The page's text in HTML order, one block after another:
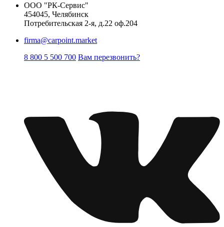
ООО "РК-Сервис"
454045, Челябинск
Потребительская 2-я, д.22 оф.204
firma@carpoint.market
8 800 5 500 700 Вам перезвонить?